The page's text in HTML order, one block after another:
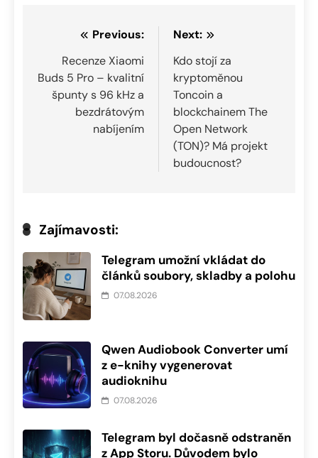
Navigace
pro
příspěvek
Previous:
Recenze Xiaomi
Buds 5 Pro – kvalitní
špunty s 96 kHz a
bezdrátovým
nabíjením
Next:
Kdo stojí za
kryptoměnou
Toncoin a
blockchainem The
Open Network
(TON)? Má projekt
budoucnost?
Zajímavosti:
Telegram umožní vkládat do
článků soubory, skladby a polohu
07.08.2026
Qwen Audiobook Converter umí
z e-knihy vygenerovat
audioknihu
07.08.2026
Telegram byl dočasně odstraněn
z App Storu. Důvodem bylo